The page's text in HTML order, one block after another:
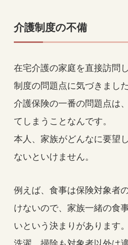
介護制度の不備
在宅介護の家庭を直接訪問
制度の問題点に気づきました
介護保険の一番の問題点は
てしまうことなんです。
本人、家族がどんなに要望
ないといけません。
例えば、食事は保険対象者
けないので、家族一緒の食
いという決まりがあります。